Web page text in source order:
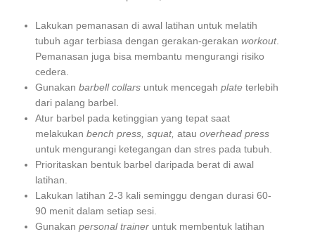
Lakukan pemanasan di awal latihan untuk melatih
tubuh agar terbiasa dengan gerakan-gerakan workout.
Pemanasan juga bisa membantu mengurangi risiko
cedera.
Gunakan barbell collars untuk mencegah plate terlebih
dari palang barbel.
Atur barbel pada ketinggian yang tepat saat
melakukan bench press, squat, atau overhead press
untuk mengurangi ketegangan dan stres pada tubuh.
Prioritaskan bentuk barbel daripada berat di awal
latihan.
Lakukan latihan 2-3 kali seminggu dengan durasi 60-
90 menit dalam setiap sesi.
Gunakan personal trainer untuk membentuk latihan